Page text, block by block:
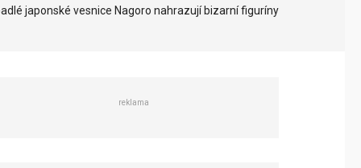
japonské vesnice Nagoro nahrazují bizarní figuríny
reklama